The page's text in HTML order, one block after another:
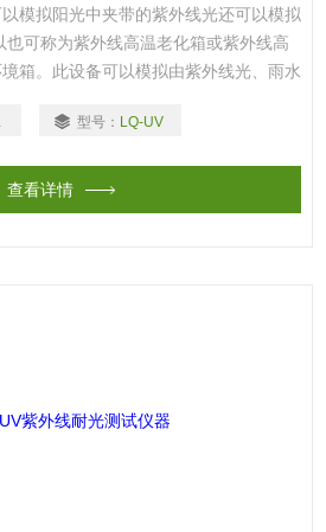
模拟阳光中夹带的紫外线光还可以模拟
也可称为紫外线高温老化箱或紫外线高
箱。此设备可以模拟由紫外线光、雨水
外线光照射的效果，利用冷凝拟湿气和
型号： LQ-UV
查看详情